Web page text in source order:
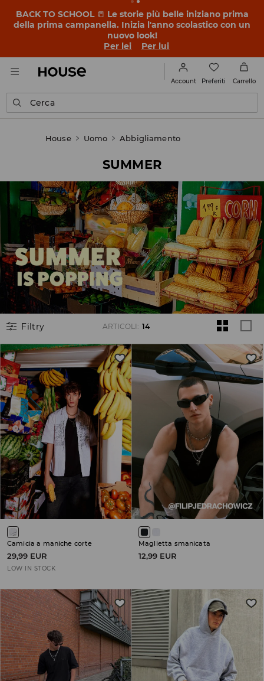
BACK TO SCHOOL 📒 Le storie più belle iniziano prima
della prima campanella. Inizia l'anno scolastico con un
nuovo look!
Per lei
Per lui
Account Preferiti Carrello
Cerca
House Uomo Abbigliamento
SUMMER
Filtry ARTICOLI : 14
Camicia a maniche corte
29,99 EUR
LOW IN STOCK
Maglietta smanicata
12,99 EUR